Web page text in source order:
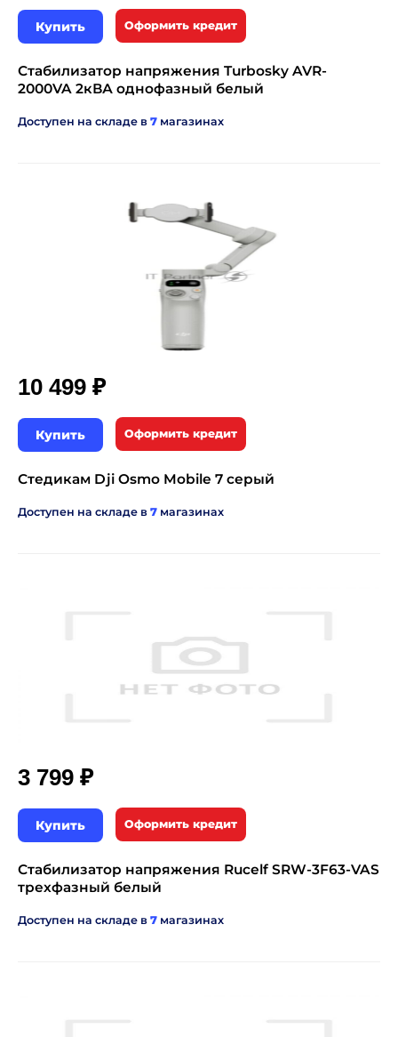
Купить Оформить кредит
Стабилизатор напряжения Turbosky AVR-
2000VA 2кВА однофазный белый
Доступен на складе в 7 магазинах
10 499 ₽
Купить Оформить кредит
Стедикам Dji Osmo Mobile 7 серый
Доступен на складе в 7 магазинах
3 799 ₽
Купить Оформить кредит
Стабилизатор напряжения Rucelf SRW-3F63-VAS
трехфазный белый
Доступен на складе в 7 магазинах